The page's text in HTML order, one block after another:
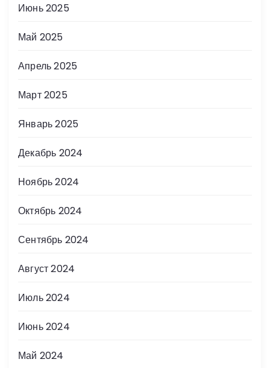
Июнь 2025
Май 2025
Апрель 2025
Март 2025
Январь 2025
Декабрь 2024
Ноябрь 2024
Октябрь 2024
Сентябрь 2024
Август 2024
Июль 2024
Июнь 2024
Май 2024